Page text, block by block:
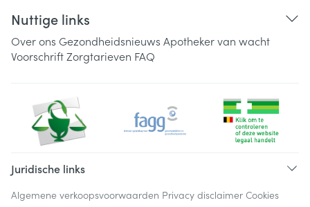
Nuttige links
Over ons Gezondheidsnieuws Apotheker van wacht
VoorschriftZorgtarieven FAQ
Juridische links
Algemene verkoopsvoorwaarden Privacy disclaimer Cookies